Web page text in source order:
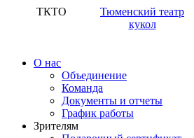
ТКТО
Тюменский театр
кукол
О нас
Объединение
Команда
Документы и отчеты
График работы
Зрителям